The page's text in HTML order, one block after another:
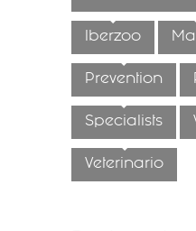
Iberzoo
Prevention
Specialists
Veterinario